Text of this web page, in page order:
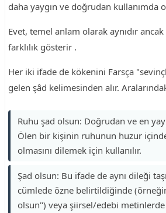
daha yaygın ve doğrudan kullanımda
Evet, temel anlam olarak aynıdır
farklılık gösterir .
Her iki ifade de kökenini Farsça
gelen şâd kelimesinden alır.
Ruhu şad olsun: Doğrudan ve en
Ölen bir kişinin ruhunun huzur
olmasını dilemek için kullanılır.
Şad olsun: Bu ifade de aynı dileği
cümlede özne belirtildiğinde
olsun") veya şiirsel/edebi